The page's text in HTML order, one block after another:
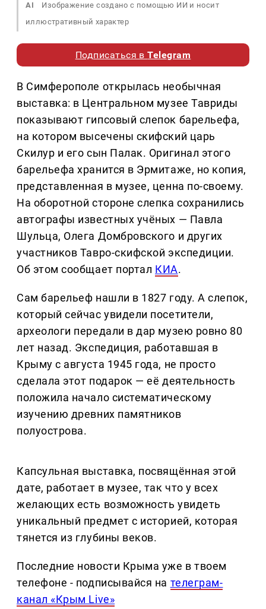
AI
Изображение создано с помощью ИИ и носит
иллюстративный характер
Подписаться вTelegram
В Симферополе открылась необычная
выставка: в Центральном музее Тавриды
показывают гипсовый слепок барельефа,
на котором высечены скифский царь
Скилур и его сын Палак. Оригинал этого
барельефа хранится в Эрмитаже, но копия,
представленная в музее, ценна по-своему.
На оборотной стороне слепка сохранились
автографы известных учёных — Павла
Шульца, Олега Домбровского и других
участников Тавро-скифской экспедиции.
Об этом сообщает портал КИА.
Сам барельеф нашли в 1827 году. А слепок,
который сейчас увидели посетители,
археологи передали в дар музею ровно 80
лет назад. Экспедиция, работавшая в
Крыму с августа 1945 года, не просто
сделала этот подарок — её деятельность
положила начало систематическому
изучению древних памятников
полуострова.
Капсульная выставка, посвящённая этой
дате, работает в музее, так что у всех
желающих есть возможность увидеть
уникальный предмет с историей, которая
тянется из глубины веков.
Последние новости Крыма уже в твоем
телефоне - подписывайся на телеграм-
канал «Крым Live»